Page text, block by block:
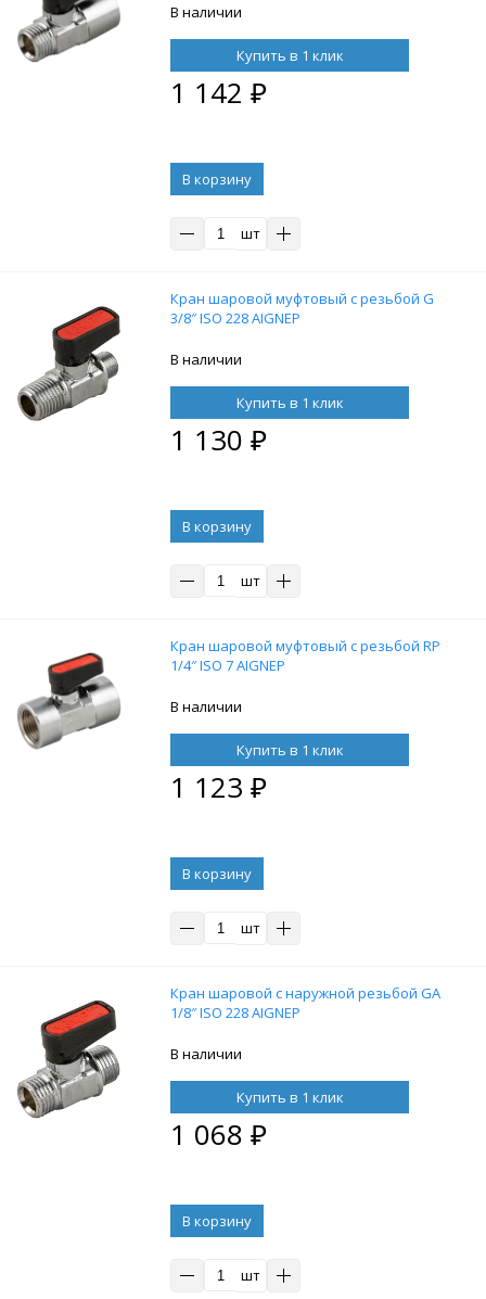
В наличии
Купить в 1 клик
1 142 ₽
В корзину
шт
Кран шаровой муфтовый с резьбой G
3/8″ ISO 228 AIGNEP
В наличии
Купить в 1 клик
1 130 ₽
В корзину
шт
Кран шаровой муфтовый с резьбой RP
1/4″ ISO 7 AIGNEP
В наличии
Купить в 1 клик
1 123 ₽
В корзину
шт
Кран шаровой с наружной резьбой GA
1/8″ ISO 228 AIGNEP
В наличии
Купить в 1 клик
1 068 ₽
В корзину
шт